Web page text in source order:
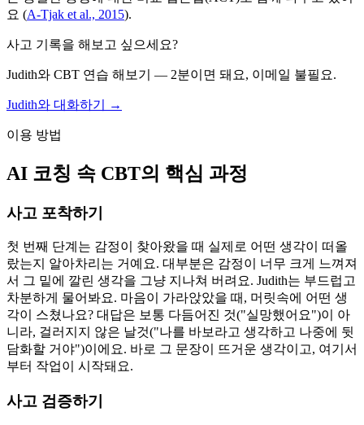
요 (A-Tjak et al., 2015).
사고 기록을 해보고 싶으세요?
Judith와 CBT 연습 해보기 — 2분이면 돼요, 이메일 불필요.
Judith와 대화하기 →
이용 방법
AI 코칭 속 CBT의 핵심 과정
사고 포착하기
첫 번째 단계는 감정이 찾아왔을 때 실제로 어떤 생각이 떠올
랐는지 알아차리는 거예요. 대부분은 감정이 너무 크게 느껴져
서 그 밑에 깔린 생각을 그냥 지나쳐 버려요. Judith는 부드럽고
차분하게 물어봐요. 마음이 가라앉았을 때, 머릿속에 어떤 생
각이 스쳤나요? 대답은 보통 다듬어진 것("실망했어요")이 아
니라, 걸러지지 않은 날것("나를 바보라고 생각하고 나중에 뒷
담화할 거야")이에요. 바로 그 문장이 뜨거운 생각이고, 여기서
부터 작업이 시작돼요.
사고 검증하기